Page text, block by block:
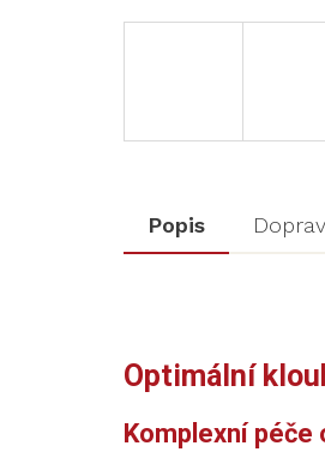
Popis
Optimální
Komplexní péče